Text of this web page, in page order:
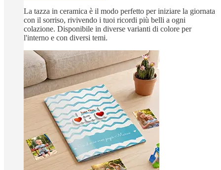
La tazza in ceramica è il modo perfetto per iniziare la giornata
con il sorriso, rivivendo i tuoi ricordi più belli a ogni
colazione. Disponibile in diverse varianti di colore per
l'interno e con diversi temi.